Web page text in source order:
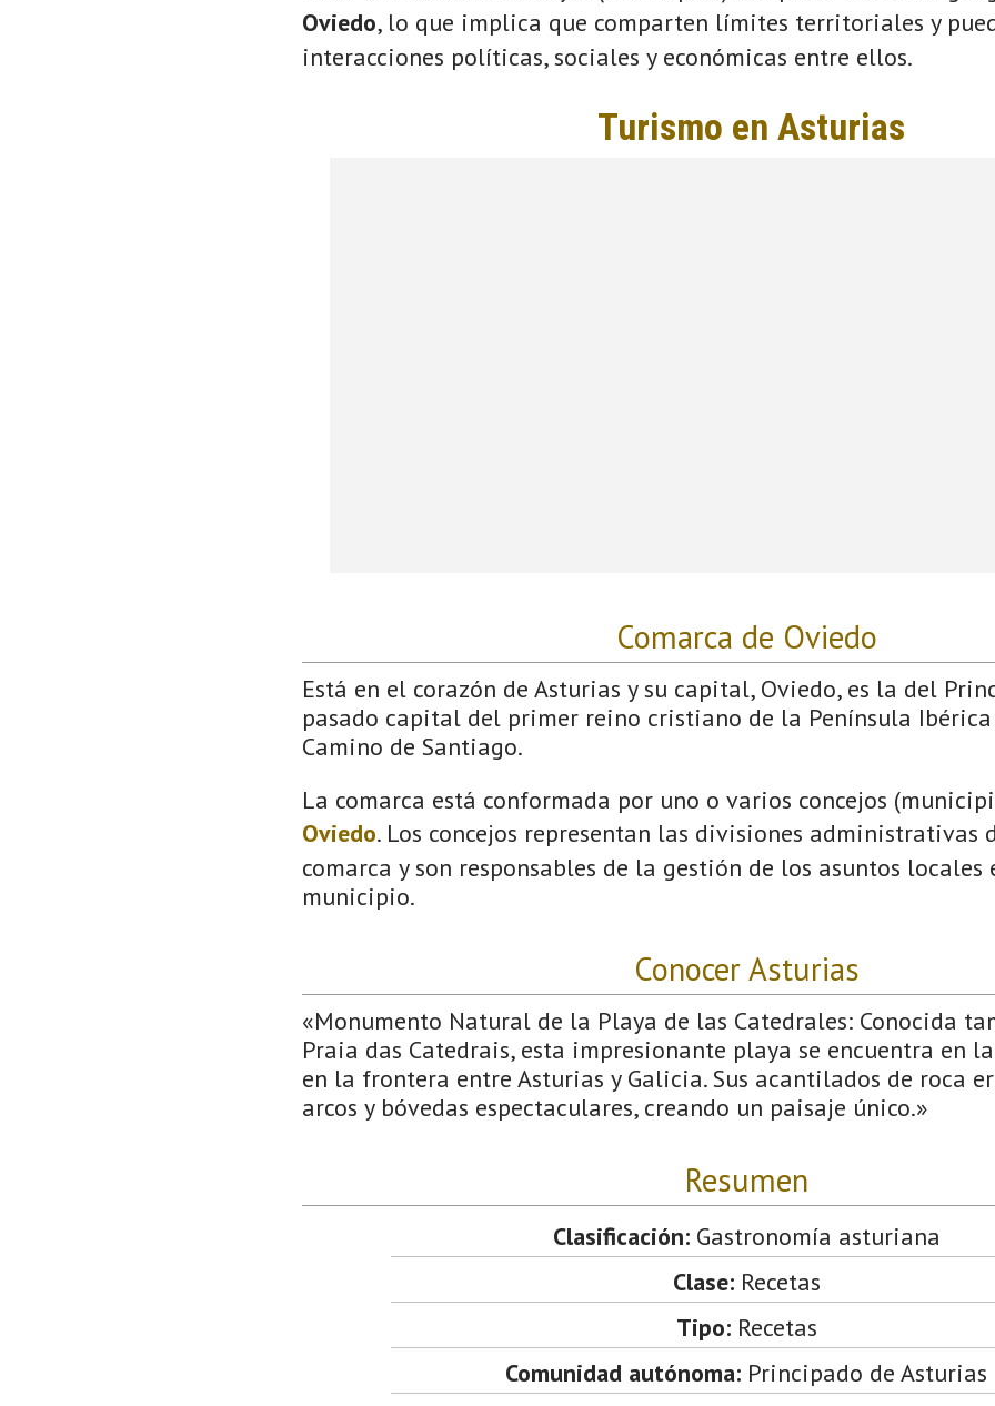
Oviedo, lo que implica que comparten límites territoriales y
interacciones políticas, sociales y económicas entre ellos.
Comarca de Oviedo
Está en el corazón de Asturias y su capital, Oviedo, es la del
pasado capital del primer reino cristiano de la Península
Camino de Santiago.
La comarca está conformada por uno o varios concejos
Oviedo. Los concejos representan las divisiones administrativas
comarca y son responsables de la gestión de los asuntos locales
municipio.
Conocer Asturias
«Monumento Natural de la Playa de las Catedrales: Conocida
Praia das Catedrais, esta impresionante playa se encuentra en
en la frontera entre Asturias y Galicia. Sus acantilados de roca
arcos y bóvedas espectaculares, creando un paisaje único.»
Resumen
Clasificación:Gastronomía asturiana
Clase:Recetas
Tipo:Recetas
Comunidad autónoma: Principado de Asturias